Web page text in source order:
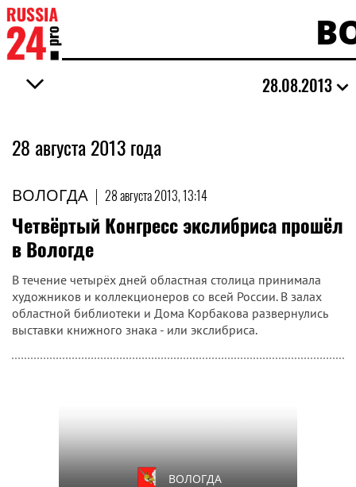
28.08.2013
28 августа 2013 года
ВОЛОГДА | 28 августа 2013, 13:14
Четвёртый Конгресс экслибриса прошёл
в Вологде
В течение четырёх дней областная столица принимала
художников и коллекционеров со всей России. В залах
областной библиотеки и Дома Корбакова развернулись
выставки книжного знака - или экслибриса.
ВОЛОГДА